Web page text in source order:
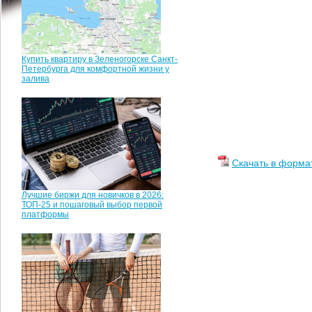
Купить квартиру в Зеленогорске Санкт-
Петербурга для комфортной жизни у
залива
Лучшие биржи для новичков в 2026:
ТОП-25 и пошаговый выбор первой
платформы
Скачать в